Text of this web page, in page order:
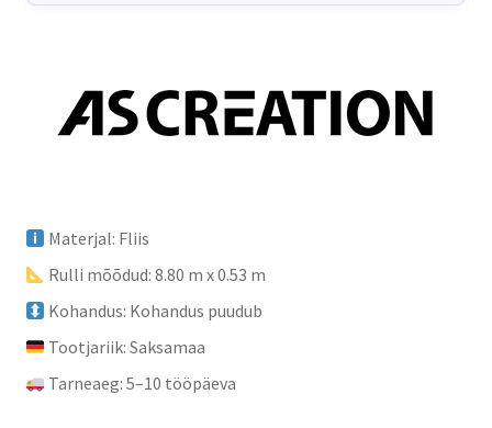
Materjal: Fliis
Rulli mõõdud: 8.80 m x 0.53 m
Kohandus: Kohandus puudub
Tootjariik: Saksamaa
Tarneaeg: 5–10 tööpäeva